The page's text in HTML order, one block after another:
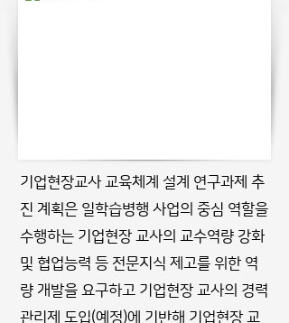
기업현장교사 교육체계 설계 연구과제 추
진 계획은 일학습병행 사업의 중심 역할을
수행하는 기업현장 교사의 교수역량 강화
및 협업능력 등 전문지식 제고를 위한 역
량 개발을 요구하고 기업현장 교사의 경력
관리제 도입(예정)에 기반해 기업현장 교